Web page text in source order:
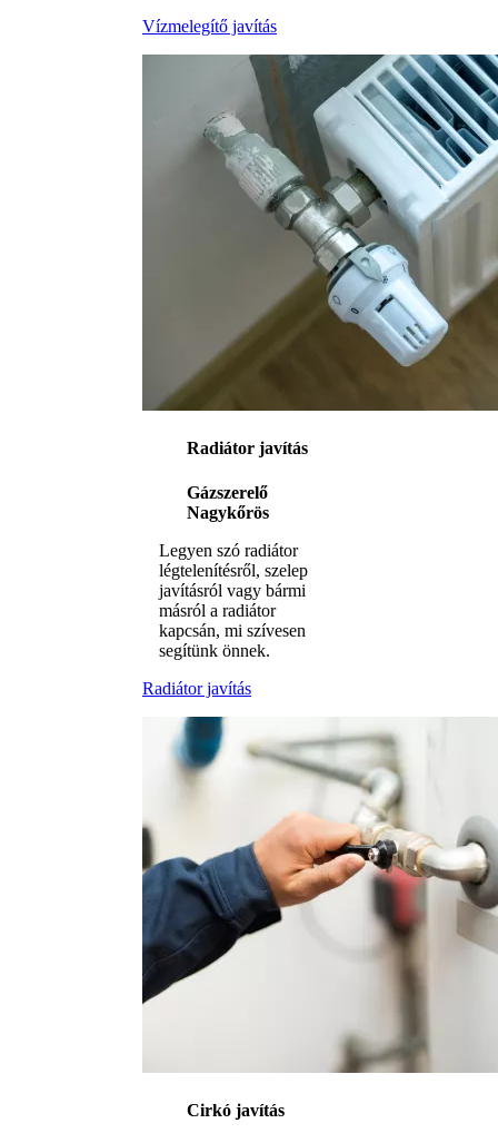
Vízmelegítő javítás
Radiátor javítás
Gázszerelő
Nagykőrös
Legyen szó radiátor
légtelenítésről, szelep
javításról vagy bármi
másról a radiátor
kapcsán, mi szívesen
segítünk önnek.
Radiátor javítás
Cirkó javítás